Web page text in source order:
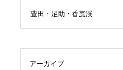
豊田・足助・香嵐渓
アーカイブ